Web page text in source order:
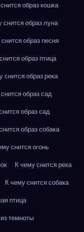
образ кошка
снится образ луна
образ песня
образ птица
снится образ река
образ сад
образ сад
образ собака
снится огонь
К чему снится река
К чему снится собака
птица
темноты